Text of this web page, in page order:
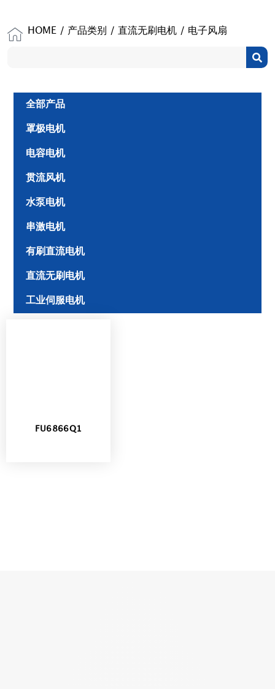
HOME / 产品类别 / 直流无刷电机 / 电子风扇
全部产品
罩极电机
电容电机
贯流风机
水泵电机
串激电机
有刷直流电机
直流无刷电机
工业伺服电机
FU6866Q1